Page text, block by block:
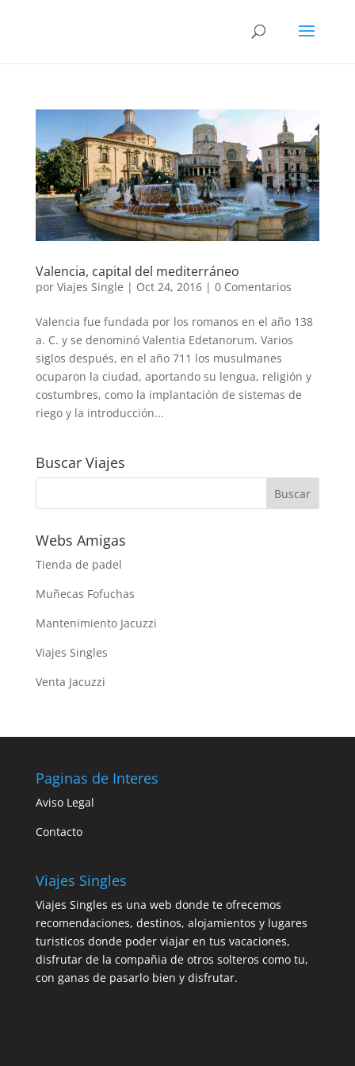
Valencia, capital del mediterráneo
por Viajes Single | Oct 24, 2016| 0 Comentarios
Valencia fue fundada por los romanos en el año 138
a. C. y se denominó Valentia Edetanorum. Varios
siglos después, en el año 711 los musulmanes
ocuparon la ciudad, aportando su lengua, religión y
costumbres, como la implantación de sistemas de
riego y la introducción...
Buscar Viajes
Webs Amigas
Tienda de padel
Muñecas Fofuchas
Mantenimiento Jacuzzi
Viajes Singles
Venta Jacuzzi
Paginas de Interes
Aviso Legal
Contacto
Viajes Singles
Viajes Singles es una web donde te ofrecemos
recomendaciones, destinos, alojamientos y lugares
turisticos donde poder viajar en tus vacaciones,
disfrutar de la compañia de otros solteros como tu,
con ganas de pasarlo bien y disfrutar.